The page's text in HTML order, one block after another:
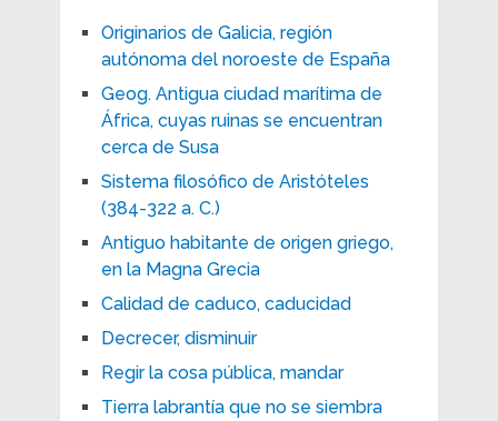
Originarios de Galicia, región
autónoma del noroeste de España
Geog. Antigua ciudad marítima de
África, cuyas ruinas se encuentran
cerca de Susa
Sistema filosófico de Aristóteles
(384-322 a. C.)
Antiguo habitante de origen griego,
en la Magna Grecia
Calidad de caduco, caducidad
Decrecer, disminuir
Regir la cosa pública, mandar
Tierra labrantía que no se siembra